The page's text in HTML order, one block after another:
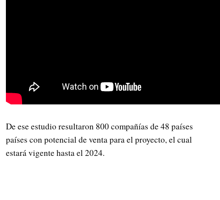
De ese estudio resultaron 800 compañías de 48 países
países con potencial de venta para el proyecto, el cual
estará vigente hasta el 2024.